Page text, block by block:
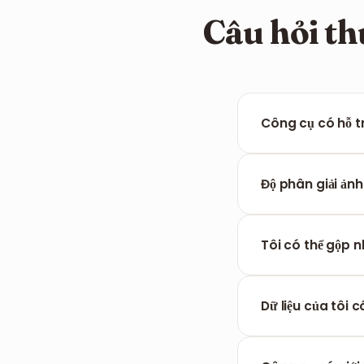
Câu hỏi
Công cụ có hỗ
tài liệu PDF duy
Độ phân giải
nhất cho các bản
Tôi có thể gộp
nhất.
Dữ liệu của tôi